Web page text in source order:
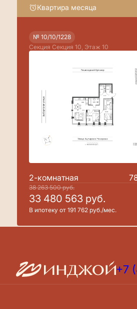
Квартира месяца
№ 10/10/1228
Секция Секция 10, Этаж 10
2-комнатная
38 263 500руб.
33 480 563 руб.
В ипотеку от 191 762 руб./мес.
+7